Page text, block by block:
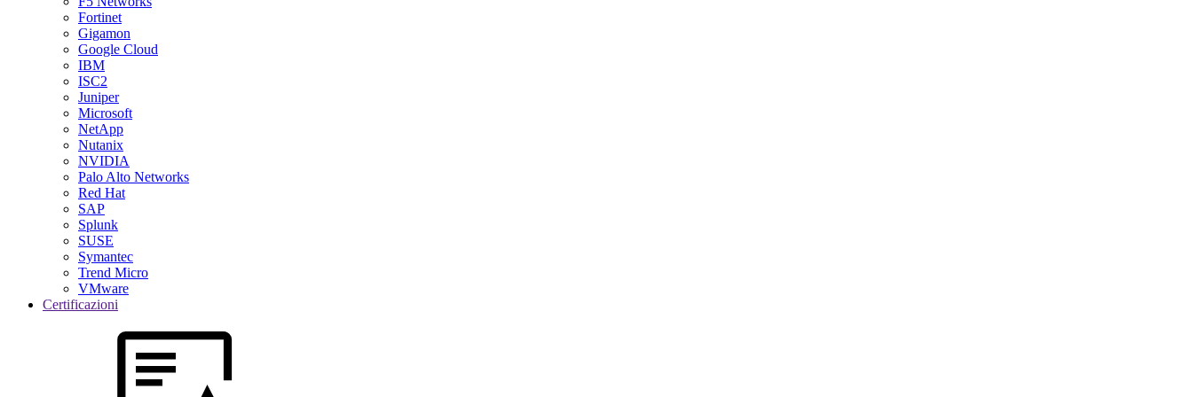
Fortinet
Gigamon
Google Cloud
IBM
ISC2
Juniper
Microsoft
NetApp
Nutanix
NVIDIA
Palo Alto Networks
Red Hat
SAP
Splunk
SUSE
Symantec
Trend Micro
VMware
Certificazioni